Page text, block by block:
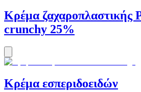
Κρέμα ζαχαροπλαστικής
crunchy 25%
Κρέμα εσπεριδοειδών